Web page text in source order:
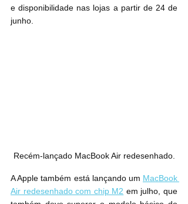
e disponibilidade nas lojas a partir de 24 de
junho.
Recém-lançado MacBook Air redesenhado.
A Apple também está lançando um MacBook
Air redesenhado com chip M2 em julho, que